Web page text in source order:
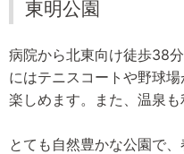
東明公園
病院から北東向け徒歩38
にはテニスコートや野球
楽しめます。また、温泉も
とても自然豊かな公園で